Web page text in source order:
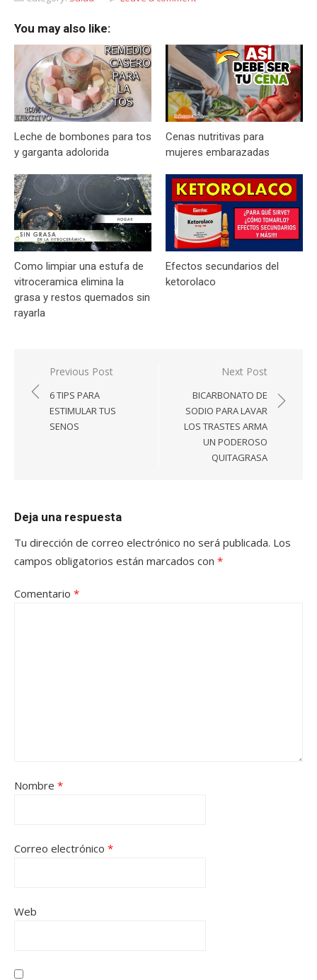
You may also like:
Leche de bombones para tos
y garganta adolorida
Cenas nutritivas para
mujeres embarazadas
Como limpiar una estufa de
vitroceramica elimina la
grasa y restos quemados sin
rayarla
Efectos secundarios del
ketorolaco
Navegación
de
entradas
Previous Post
6 TIPS PARA
ESTIMULAR TUS
SENOS
Next Post
BICARBONATO DE
SODIO PARA LAVAR
LOS TRASTES ARMA
UN PODEROSO
QUITAGRASA
Deja una respuesta
Tu dirección de correo electrónico no será publicada. Los
campos obligatorios están marcados con *
Comentario *
Nombre *
Correo electrónico *
Web